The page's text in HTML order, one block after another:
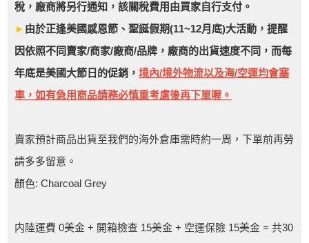
稅，廠商將另行通知，該關稅費用由買家自行支付。
► 由於正逢美國感恩節、聖誕假期(11~12月底)大活動，提醒
因依照不同賣家/商家/廠商/品牌，廠商的出貨速度不同，而每
年底是美國大節日的促銷，境內/境外物流以及海/空運均會塞
車，如有急用商品請務必慎重考慮後再下單喔。
賣家預計商品出貨至我們的海外倉庫需時約一周，下單前再勞
請多多留意。
顏色: Charcoal Grey
内陸運費 0美金 + 開箱檢查 15美金 + 空運保險 15美金 = 共30